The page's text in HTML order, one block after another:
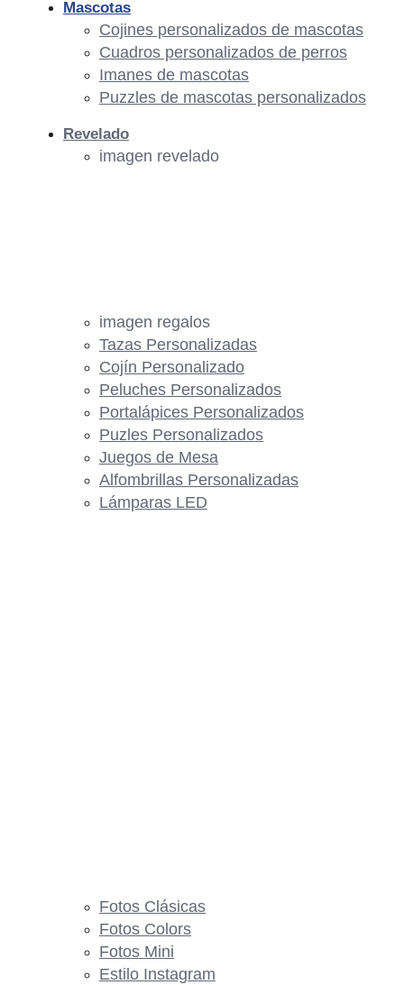
imagen regalos
Tazas Personalizadas
Cojín Personalizado
Peluches Personalizados
Portalápices Personalizados
Puzles Personalizados
Juegos de Mesa
Alfombrillas Personalizadas
Lámparas LED
Mascotas
Cojines personalizados de mascotas
Cuadros personalizados de perros
Imanes de mascotas
Puzzles de mascotas personalizados
Revelado
imagen revelado
Fotos Clásicas
Fotos Colors
Fotos Mini
Estilo Instagram